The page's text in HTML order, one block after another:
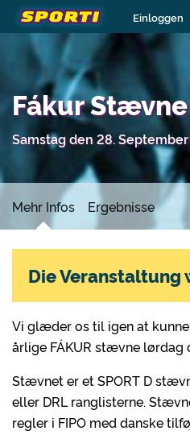
Einloggen
Fákur
Samstag den 28.
Mehr Infos Ergebnisse
Vi glæder os til igen at
årlige FÁKUR stævne lørdag
Stævnet er et SPORT D
eller DRL ranglisterne.
regler i FIPO med danske
Die